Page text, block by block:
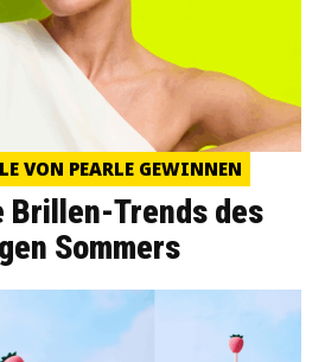
VON PEARLE GEWINNEN
Brillen-Trends des
Sommers